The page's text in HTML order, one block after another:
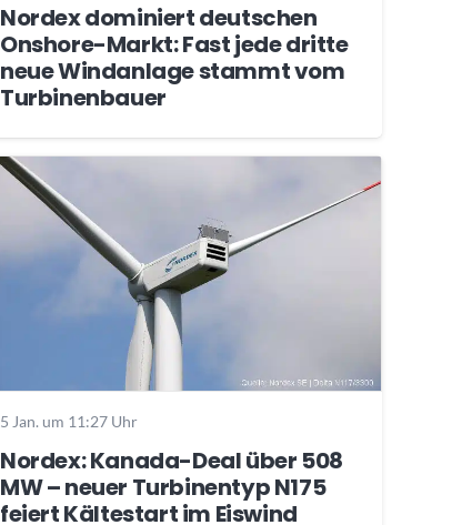
Nordex dominiert deutschen
Onshore-Markt: Fast jede dritte
neue Windanlage stammt vom
Turbinenbauer
5 Jan. um 11:27 Uhr
Nordex: Kanada-Deal über 508
MW – neuer Turbinentyp N175
feiert Kältestart im Eiswind